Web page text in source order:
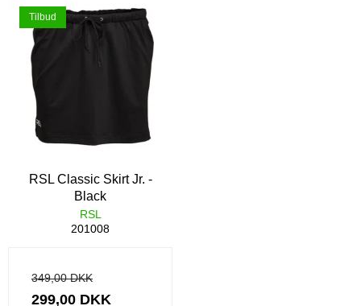
Tilbud
RSL Classic Skirt Jr. -
Black
RSL
201008
349,00 DKK
299,00 DKK